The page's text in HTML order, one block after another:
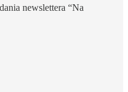
newslettera “Na